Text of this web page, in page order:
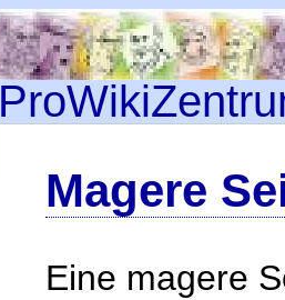
Magere
Eine magere